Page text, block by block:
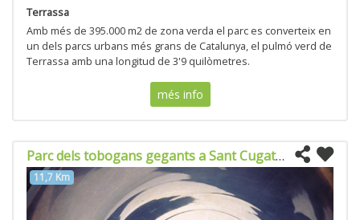
Terrassa
Amb més de 395.000 m2 de zona verda el parc es converteix en
un dels parcs urbans més grans de Catalunya, el pulmó verd de
Terrassa amb una longitud de 3'9 quilòmetres.
més info
Parc dels tobogans gegants a Sant Cugat del Valles
11,7 Km